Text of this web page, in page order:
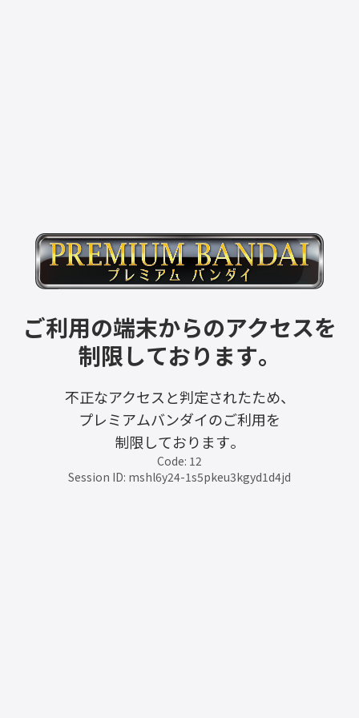
ご利用の端末からのアクセスを
制限しております。
不正なアクセスと判定されたため、
プレミアムバンダイのご利用を
制限しております。
Code: 12
Session ID: mshl6y24-1s5pkeu3kgyd1d4jd